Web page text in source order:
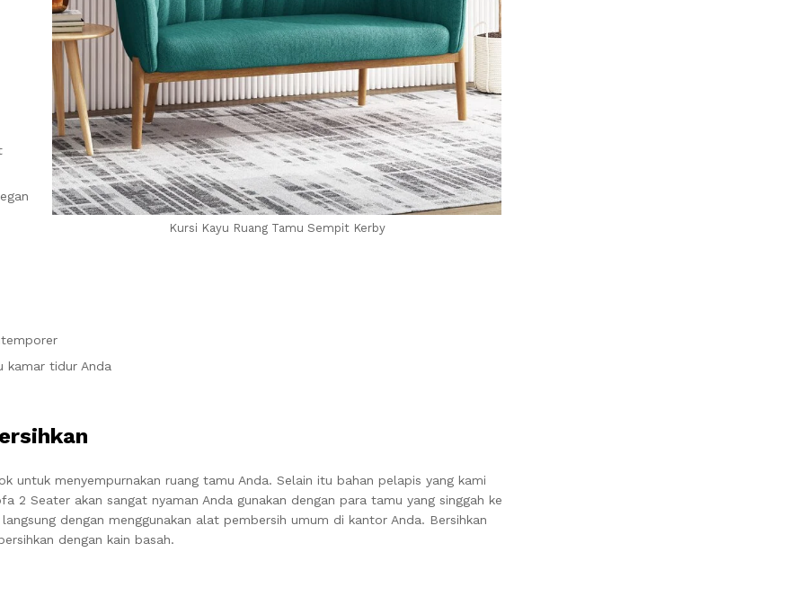
Kursi Kayu Ruang Tamu Sempit Kerby
kamar tidur Anda
untuk menyempurnakan ruang tamu Anda. Selain itu bahan pelapis yang kami
2 Seater akan sangat nyaman Anda gunakan dengan para tamu yang singgah ke
dengan menggunakan alat pembersih umum di kantor Anda. Bersihkan
dengan kain basah.